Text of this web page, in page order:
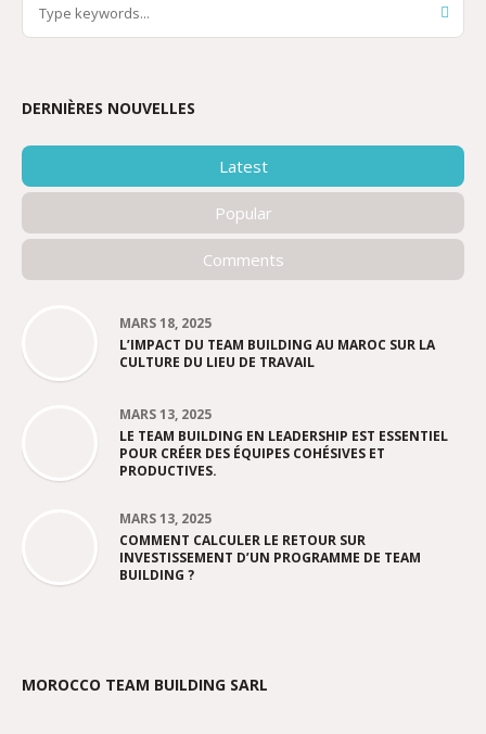
DERNIÈRES NOUVELLES
Latest
Popular
Comments
MARS 18, 2025
L’IMPACT DU TEAM BUILDING AU MAROC SUR LA
CULTURE DU LIEU DE TRAVAIL
MARS 13, 2025
LE TEAM BUILDING EN LEADERSHIP EST ESSENTIEL
POUR CRÉER DES ÉQUIPES COHÉSIVES ET
PRODUCTIVES.
MARS 13, 2025
COMMENT CALCULER LE RETOUR SUR
INVESTISSEMENT D’UN PROGRAMME DE TEAM
BUILDING ?
MOROCCO TEAM BUILDING SARL